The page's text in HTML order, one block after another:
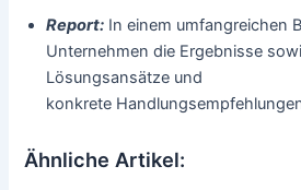
Report: In einem umfangreichen
Unternehmen die Ergebnisse
Lösungsansätze und
konkrete
Ähnliche Artikel: